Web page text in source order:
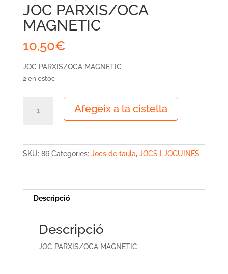
JOC PARXIS/OCA
MAGNETIC
10,50€
JOC PARXIS/OCA MAGNETIC
2 en estoc
Afegeix a la cistella
SKU: 86 Categories: Jocs de taula, JOCS I JOGUINES
Descripció
Descripció
JOC PARXIS/OCA MAGNETIC